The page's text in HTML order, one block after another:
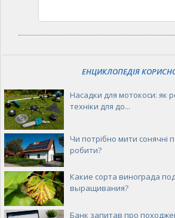
ЕНЦИКЛОПЕДІЯ
Насадки для мотокоси: як
техніки для до...
Чи потрібно мити сонячні
робити?
Какие сорта винограда
выращивания?
Банк запитав про